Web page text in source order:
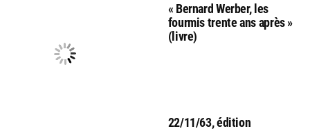
« Bernard Werber, les
fourmis trente ans après »
(livre)
22/11/63, édition